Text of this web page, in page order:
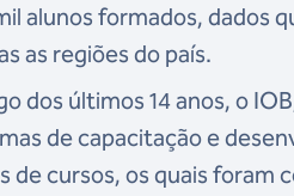
alunos formados, dados
as regiões do país.
dos últimos 14 anos, o
de capacitação e
de cursos, os quais foram